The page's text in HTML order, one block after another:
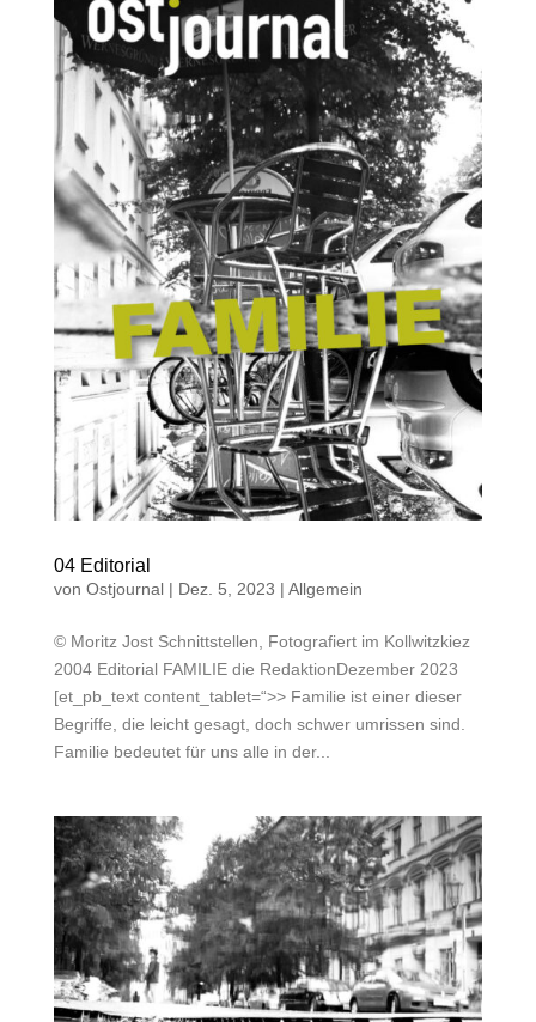
04 Editorial
von Ostjournal| Dez. 5, 2023 | Allgemein
© Moritz Jost Schnittstellen, Fotografiert im Kollwitzkiez
2004 Editorial FAMILIE die RedaktionDezember 2023
[et_pb_text content_tablet=“>> Familie ist einer dieser
Begriffe, die leicht gesagt, doch schwer umrissen sind.
Familie bedeutet für uns alle in der...